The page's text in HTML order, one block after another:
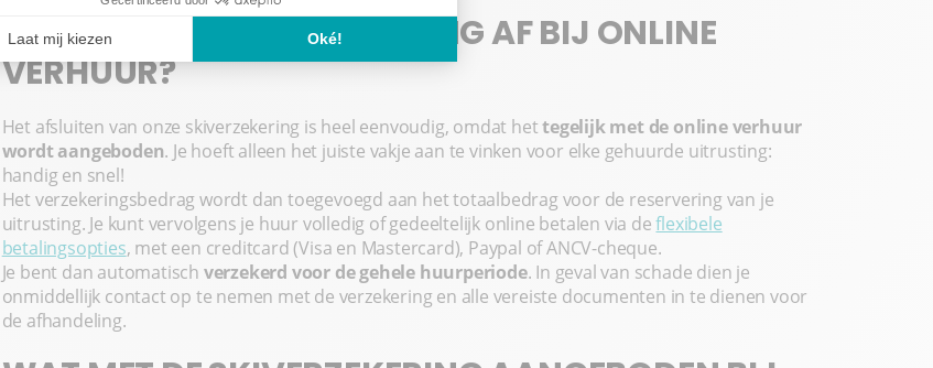
HOE SLUIT JE DE VERZEKERING AF BIJ ONLINE
VERHUUR?
Het afsluiten van onze skiverzekering is heel eenvoudig, omdat hettegelijk met de online verhuur
wordt aangeboden. Je hoeft alleen het juiste vakje aan te vinken voor elke gehuurde uitrusting:
handig en snel!
Het verzekeringsbedrag wordt dan toegevoegd aan het totaalbedrag voor de reservering van je
uitrusting. Je kunt vervolgens je huur volledig of gedeeltelijk online betalen via deflexibele
betalingsopties, met een creditcard (Visa en Mastercard), Paypal of ANCV-cheque.
Je bent dan automatisch verzekerd voor de gehele huurperiode. In geval van schade dien je
onmiddellijk contact op te nemen met de verzekering en alle vereiste documenten in te dienen voor
de afhandeling.